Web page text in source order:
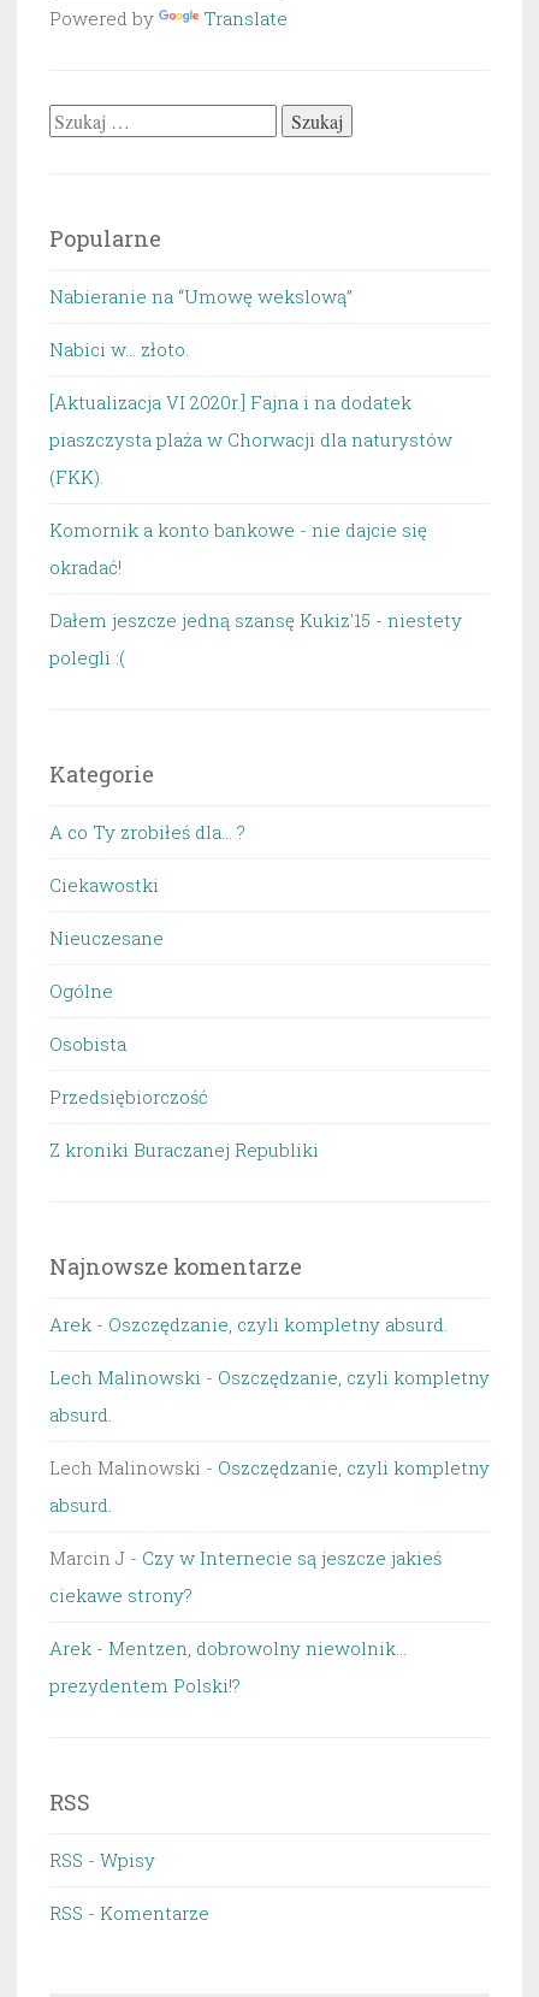
Powered by Translate
Szukaj:
Popularne
Nabieranie na “Umowę wekslową”
Nabici w... złoto.
[Aktualizacja VI 2020r.] Fajna i na dodatek
piaszczysta plaża w Chorwacji dla naturystów
(FKK).
Komornik a konto bankowe - nie dajcie się
okradać!
Dałem jeszcze jedną szansę Kukiz'15 - niestety
polegli :(
Kategorie
A co Ty zrobiłeś dla… ?
Ciekawostki
Nieuczesane
Ogólne
Osobista
Przedsiębiorczość
Z kroniki Buraczanej Republiki
Najnowsze komentarze
Arek - Oszczędzanie, czyli kompletny absurd.
Lech Malinowski - Oszczędzanie, czyli kompletny
absurd.
Lech Malinowski - Oszczędzanie, czyli kompletny
absurd.
Marcin J - Czy w Internecie są jeszcze jakieś
ciekawe strony?
Arek - Mentzen, dobrowolny niewolnik…
prezydentem Polski!?
RSS
RSS - Wpisy
RSS - Komentarze